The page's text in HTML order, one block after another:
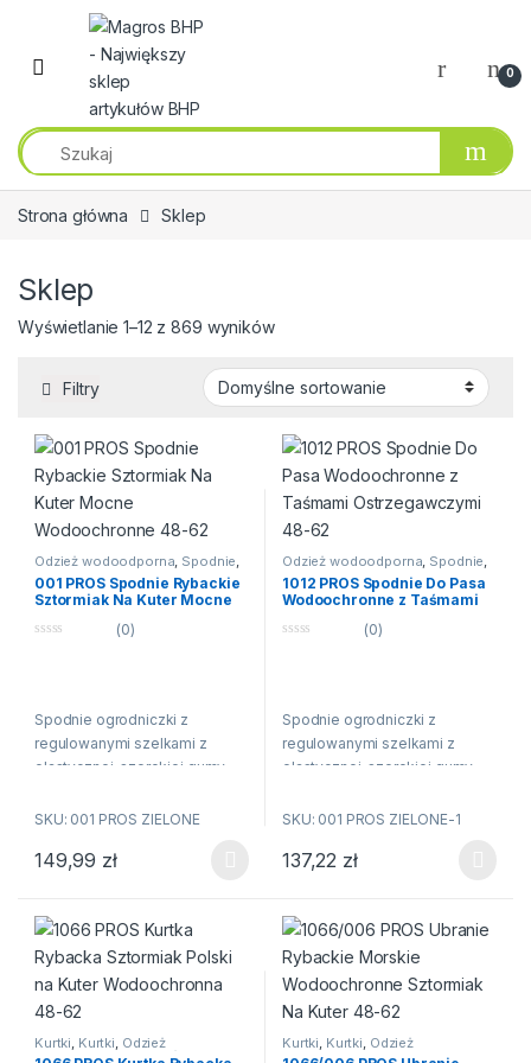
Przejdź do nawigacji
Przeskocz do treści
0
Strona główna Sklep
Sklep
Wyświetlanie 1–12 z 869 wyników
Filtry
Odzież wodoodporna, Spodnie,
WODOODPORNI.PL
001 PROS Spodnie Rybackie
Sztormiak Na Kuter Mocne
(0)
Spodnie ogrodniczki z
regulowanymi szelkami z
elastycznej, szerokiej gumy.
wodoochronnej, wytrzymałej
przeznaczony do użytku przy
skuteczną ochronę przed
wiatrem, deszczem i słoną
wodą. Technika obustronnego
zgrzewania zwiększa
spełnia standardy europejskich
SKU: 001 PROS ZIELONE
149,99 zł
Ten produkt ma wiele wariantów. Opcje można wybrać na
Odzież wodoodporna, Spodnie,
Spodnie ,WODOODPORNI.PL
1012 PROS Spodnie Do Pasa
Wodoochronne z Taśmami
(0)
Spodnie ogrodniczki z
regulowanymi szelkami z
elastycznej, szerokiej gumy.
wodoochronnej, wytrzymałej
przeznaczony do użytku przy
skuteczną ochronę przed
wiatrem, deszczem i słoną
wodą. Technika obustronnego
zgrzewania zwiększa
spełnia standardy europejskich
SKU: 001 PROS ZIELONE-1
137,22 zł
Ten produkt ma wiele
Kurtki Kurtki Odzież
wodoodporna, Odzież, Obuwie
Kurtki Kurtki Odzież
wodoodporna,Spodnie